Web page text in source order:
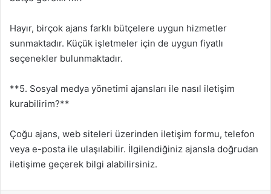
Hayır, birçok ajans farklı bütçelere uygun hizmetler
sunmaktadır. Küçük işletmeler için de uygun fiyatlı
seçenekler bulunmaktadır.
**5. Sosyal medya yönetimi ajansları ile nasıl iletişim
kurabilirim?**
Çoğu ajans, web siteleri üzerinden iletişim formu, telefon
veya e-posta ile ulaşılabilir. İlgilendiğiniz ajansla doğrudan
iletişime geçerek bilgi alabilirsiniz.